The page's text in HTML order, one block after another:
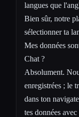
langues que
Bien sûr, notre
sélectionner ta
Mes données
Chat ?
Absolument.
enregistrées ; le
dans ton
tes données avec